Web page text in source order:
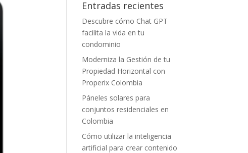
Entradas recientes
Descubre cómo Chat GPT
facilita la vida en tu
condominio
Moderniza la Gestión de tu
Propiedad Horizontal con
Properix Colombia
Páneles solares para
conjuntos residenciales en
Colombia
Cómo utilizar la inteligencia
artificial para crear contenido